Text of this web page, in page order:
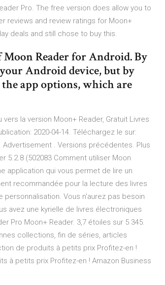
Pro. The free version does allow you to
reviews and review ratings for Moon+
deals and still chose to buy this.
Reader for Android. By
Android device, but by
app options, which are
la version Moon+ Reader, Gratuit Livres
2020-04-14. Téléchargez le sur:
. Versions précédentes. Plus
5.2.8 (502083 Comment utiliser Moon
application qui vous permet de lire un
recommandée pour la lecture des livres
Vous n'aurez pas besoin
avez une kyrielle de livres électroniques
Pro Moon+ Reader. 3,7 étoiles sur 5 345.
collections, fin de séries, articles
de produits à petits prix Profitez-en !
à petits prix Profitez-en ! Amazon Business